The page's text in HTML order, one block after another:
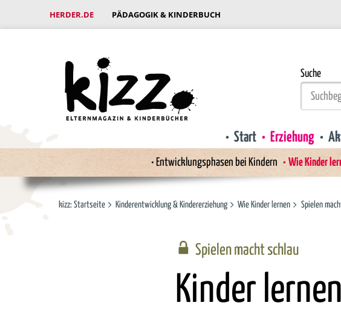
HERDER.DE PÄDAGOGIK & KINDERBUCH
Suche
Start Erziehung
Entwicklungsphasen bei Kindern Wie Kinder
kizz: Startseite Kinderentwicklung & Kindererziehung Wie Kinder lernen Spielen
Spielen macht schlau
:
Kinder